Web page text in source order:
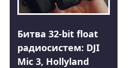
Битва 32-bit float
радиосистем: DJI
Mic 3, Hollyland